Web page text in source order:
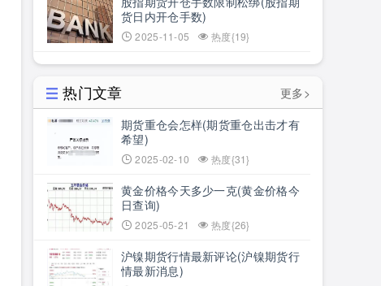
货日内开仓手数)
2025-11-05 热度{19}
热门文章
更多>
期货重仓会怎样(期货重仓出击才有
希望)
2025-02-10 热度{31}
黄金价格今天多少一克(黄金价格今
日查询)
2025-05-21 热度{26}
沪镍期货行情最新评论(沪镍期货行
情最新消息)